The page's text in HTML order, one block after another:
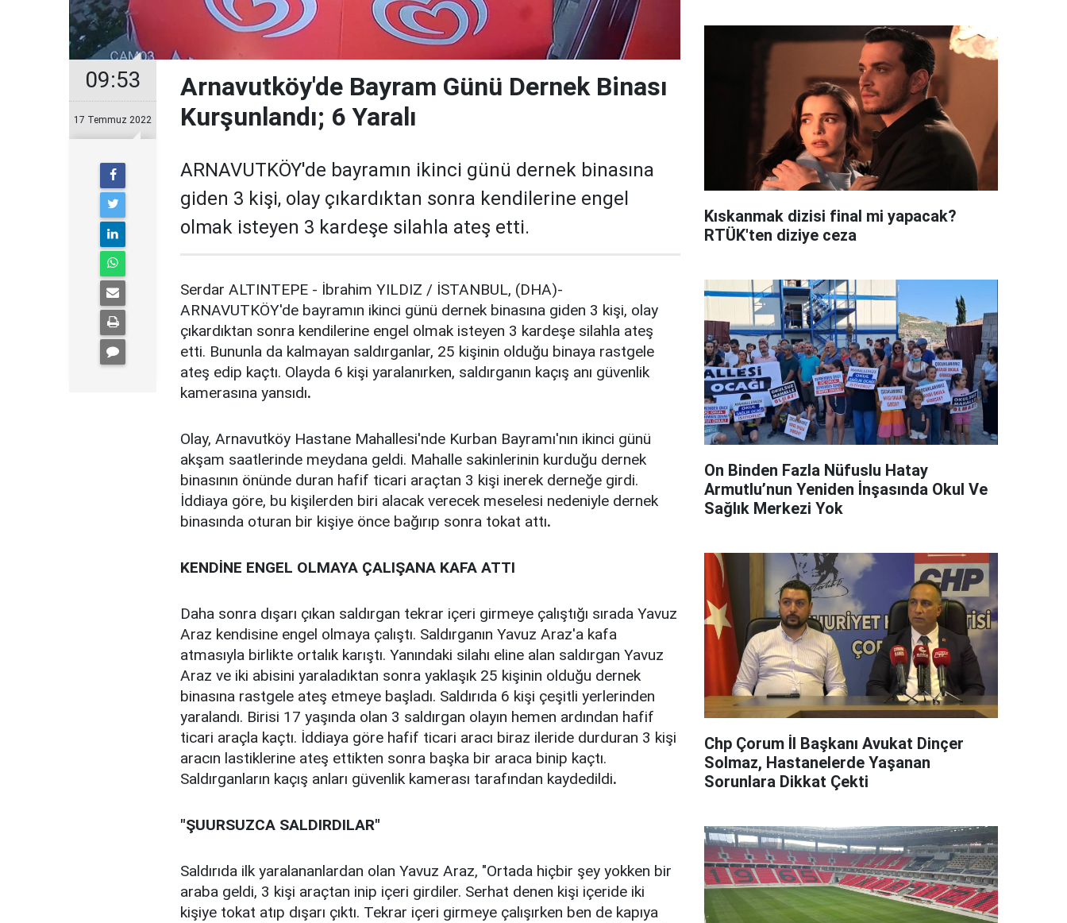
09:53
17 Temmuz 2022
Arnavutköy'de Bayram Günü Dernek Binası
Kurşunlandı; 6 Yaralı
ARNAVUTKÖY'de bayramın ikinci günü dernek binasına
giden 3 kişi, olay çıkardıktan sonra kendilerine engel
olmak isteyen 3 kardeşe silahla ateş etti.
Serdar ALTINTEPE - İbrahim YILDIZ / İSTANBUL, (DHA)-
ARNAVUTKÖY'de bayramın ikinci günü dernek binasına giden 3 kişi, olay
çıkardıktan sonra kendilerine engel olmak isteyen 3 kardeşe silahla ateş
etti. Bununla da kalmayan saldırganlar, 25 kişinin olduğu binaya rastgele
ateş edip kaçtı. Olayda 6 kişi yaralanırken, saldırganın kaçış anı güvenlik
kamerasına yansıdı.
Olay, Arnavutköy Hastane Mahallesi'nde Kurban Bayramı'nın ikinci günü
akşam saatlerinde meydana geldi. Mahalle sakinlerinin kurduğu dernek
binasının önünde duran hafif ticari araçtan 3 kişi inerek derneğe girdi.
İddiaya göre, bu kişilerden biri alacak verecek meselesi nedeniyle dernek
binasında oturan bir kişiye önce bağırıp sonra tokat attı.
KENDİNE ENGEL OLMAYA ÇALIŞANA KAFA ATTI
Daha sonra dışarı çıkan saldırgan tekrar içeri girmeye çalıştığı sırada Yavuz
Araz kendisine engel olmaya çalıştı. Saldırganın Yavuz Araz'a kafa
atmasıyla birlikte ortalık karıştı. Yanındaki silahı eline alan saldırgan Yavuz
Araz ve iki abisini yaraladıktan sonra yaklaşık 25 kişinin olduğu dernek
binasına rastgele ateş etmeye başladı. Saldırıda 6 kişi çeşitli yerlerinden
yaralandı. Birisi 17 yaşında olan 3 saldırgan olayın hemen ardından hafif
ticari araçla kaçtı. İddiaya göre hafif ticari aracı biraz ileride durduran 3 kişi
aracın lastiklerine ateş ettikten sonra başka bir araca binip kaçtı.
Saldırganların kaçış anları güvenlik kamerası tarafından kaydedildi.
"ŞUURSUZCA SALDIRDILAR"
Saldırıda ilk yaralananlardan olan Yavuz Araz, "Ortada hiçbir şey yokken bir
araba geldi, 3 kişi araçtan inip içeri girdiler. Serhat denen kişi içeride iki
kişiye tokat atıp dışarı çıktı. Tekrar içeri girmeye çalışırken ben de kapıya
Kıskanmak dizisi final mi yapacak?
RTÜK'ten diziye ceza
On Binden Fazla Nüfuslu Hatay
Armutlu’nun Yeniden İnşasında Okul Ve
Sağlık Merkezi Yok
Chp Çorum İl Başkanı Avukat Dinçer
Solmaz, Hastanelerde Yaşanan
Sorunlara Dikkat Çekti